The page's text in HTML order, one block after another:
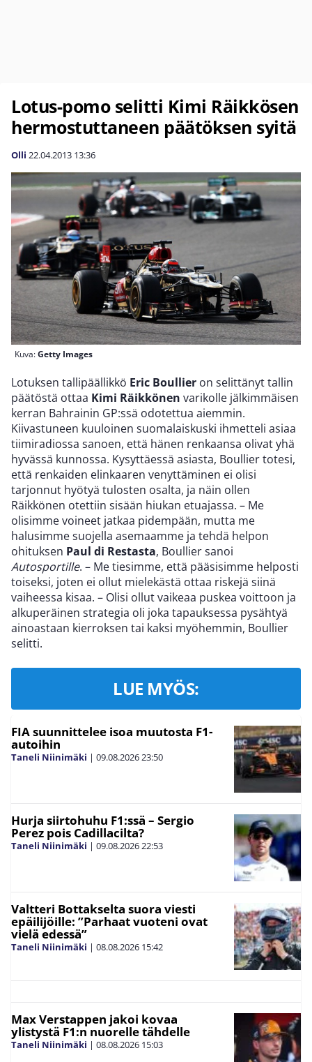
Lotus-pomo selitti Kimi Räikkösen
hermostuttaneen päätöksen syitä
Olli 22.04.2013 13:36
Kuva:Getty Images
Lotuksen tallipäällikkö Eric Boullier on selittänyt tallin
päätöstä ottaa Kimi Räikkönen varikolle jälkimmäisen
kerran Bahrainin GP:ssä odotettua aiemmin.
Kiivastuneen kuuloinen suomalaiskuski ihmetteli asiaa
tiimiradiossa sanoen, että hänen renkaansa olivat yhä
hyvässä kunnossa. Kysyttäessä asiasta, Boullier totesi,
että renkaiden elinkaaren venyttäminen ei olisi
tarjonnut hyötyä tulosten osalta, ja näin ollen
Räikkönen otettiin sisään hiukan etuajassa. – Me
olisimme voineet jatkaa pidempään, mutta me
halusimme suojella asemaamme ja tehdä helpon
ohituksen Paul di Restasta, Boullier sanoi
Autosportille. – Me tiesimme, että pääsisimme helposti
toiseksi, joten ei ollut mielekästä ottaa riskejä siinä
vaiheessa kisaa. – Olisi ollut vaikeaa puskea voittoon ja
alkuperäinen strategia oli joka tapauksessa pysähtyä
ainoastaan kierroksen tai kaksi myöhemmin, Boullier
selitti.
LUE MYÖS:
FIA suunnittelee isoa muutosta F1-
autoihin
Taneli Niinimäki | 09.08.2026 23:50
Hurja siirtohuhu F1:ssä – Sergio
Perez pois Cadillacilta?
Taneli Niinimäki | 09.08.2026 22:53
Valtteri Bottakselta suora viesti
epäilijöille: ”Parhaat vuoteni ovat
vielä edessä”
Taneli Niinimäki | 08.08.2026 15:42
Max Verstappen jakoi kovaa
ylistystä F1:n nuorelle tähdelle
Taneli Niinimäki | 08.08.2026 15:03